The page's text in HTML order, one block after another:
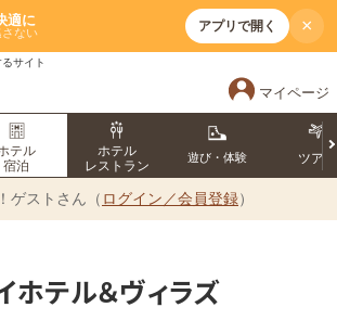
適に
ない アプリで開く ×
サイト
マイページ
テル
宿泊
ホテル
レストラン
遊び・体験 ツアー
ゲストさん（ ログイン／会員登録）
ホテル＆ヴィラズ